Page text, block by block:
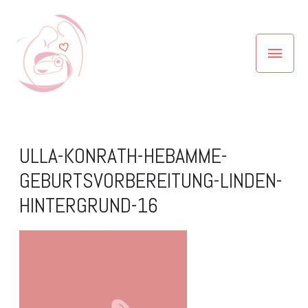
ULLA-KONRATH-HEBAMME-
GEBURTSVORBEREITUNG-LINDEN-
HINTERGRUND-16